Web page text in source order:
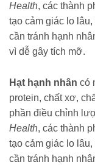
Health, các thành
tạo cảm giác lo
cần tránh hạnh
vì dễ gây tích mỡ.
Hạt hạnh nhân có
protein, chất xơ,
phần điều chỉnh
Health, các thành
tạo cảm giác lo
cần tránh hạnh